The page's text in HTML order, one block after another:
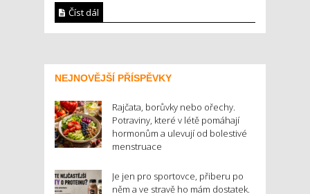
Číst dál
NEJNOVĚJŠÍ PŘÍSPĚVKY
Rajčata, borůvky nebo ořechy.
Potraviny, které v létě pomáhají
hormonům a ulevují od bolestivé
menstruace
Je jen pro sportovce, přiberu po
něm a ve stravě ho mám dostatek.